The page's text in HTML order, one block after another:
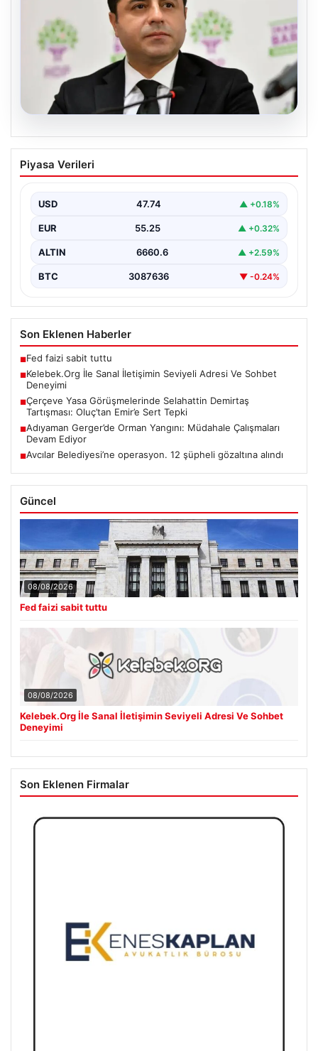
07.08.2026
Çerçeve Yasa Görüşmelerinde
Selahattin Demirtaş Tartışması:
Çerçeve yasa tasarısının görüşülmesi sırasında DEM
Piyasa Verileri
USD 47.74 ▲ +0.18%
EUR 55.25 ▲ +0.32%
ALTIN 6660.6 ▲ +2.59%
BTC 3087636 ▼ -0.24%
Son Eklenen Haberler
■Fed faizi sabit tuttu
■Kelebek.Org İle Sanal İletişimin Seviyeli Adresi Ve Sohbet
Deneyimi
■Çerçeve Yasa Görüşmelerinde Selahattin Demirtaş
Tartışması: Oluç’tan Emir’e Sert Tepki
■Adıyaman Gerger’de Orman Yangını: Müdahale Çalışmaları
Devam Ediyor
■Avcılar Belediyesi’ne operasyon. 12 şüpheli gözaltına alındı
Güncel
08/08/2026
Fed faizi sabit tuttu
08/08/2026
Kelebek.Org İle Sanal İletişimin Seviyeli Adresi Ve Sohbet
Deneyimi
Son Eklenen Firmalar